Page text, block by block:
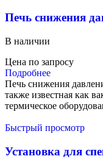
Печь снижения
В наличии
Цена по запросу
Подробнее
Печь снижения
также известная как
термическое
Быстрый просмотр
Установка для